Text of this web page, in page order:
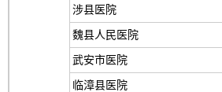
涉县医院
魏县人民医院
武安市医院
临漳县医院